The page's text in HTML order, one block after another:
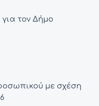
για τον Δήμο
με σχέση